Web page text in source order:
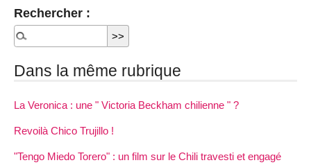
Rechercher :
Dans la même rubrique
La Veronica : une " Victoria Beckham chilienne " ?
Revoilà Chico Trujillo !
"Tengo Miedo Torero" : un film sur le Chili travesti et engagé